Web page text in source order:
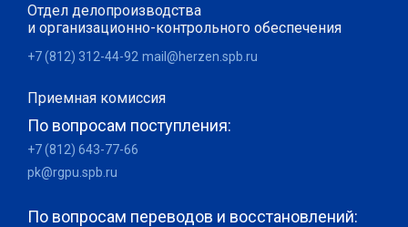
Отдел делопроизводства
и организационно-контрольного обеспечения
+7 (812) 312-44-92 mail@herzen.spb.ru
Приемная комиссия
По вопросам поступления:
+7 (812) 643-77-66
pk@rgpu.spb.ru
По вопросам переводов и восстановлений: